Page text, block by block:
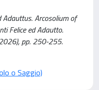
Adauttus. Arcosolium of
Felice ed Adautto.
pp. 250-255.
o Saggio)